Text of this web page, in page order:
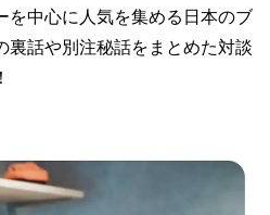
を中心に人気を集める日本のブ
裏話や別注秘話をまとめた対談